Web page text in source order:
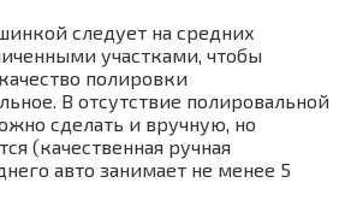
следует на средних
участками, чтобы
полировки
В отсутствие полировальной
сделать и вручную, но
(качественная ручная
авто занимает не менее 5